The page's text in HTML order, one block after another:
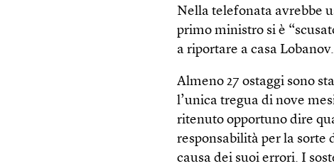
Nella telefonata avrebbe
primo ministro si è
a riportare a casa Lobanov.
Almeno 27 ostaggi sono
l’unica tregua di nove
ritenuto opportuno dire
responsabilità per la
causa dei suoi errori. I